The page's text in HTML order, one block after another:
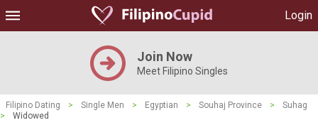
Login
Join Now
Meet Filipino Singles
Filipino Dating > Single Men > Egyptian > Souhaj Province >
Suhag
>
Widowed